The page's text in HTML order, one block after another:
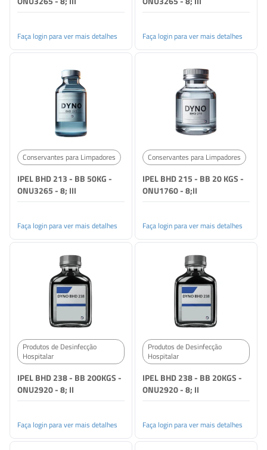
Faça login para ver mais detalhes Faça login para ver mais detalhes
Conservantes para Limpadores
IPEL BHD 213 - BB 50KG -
ONU3265 - 8; III
Faça login para ver mais detalhes
Conservantes para Limpadores
IPEL BHD 215 - BB 20 KGS -
ONU1760 - 8;II
Faça login para ver mais detalhes
Produtos de Desinfecção
Hospitalar
IPEL BHD 238 - BB 200KGS -
ONU2920 - 8; II
Faça login para ver mais detalhes
Produtos de Desinfecção
Hospitalar
IPEL BHD 238 - BB 20KGS -
ONU2920 - 8; II
Faça login para ver mais detalhes